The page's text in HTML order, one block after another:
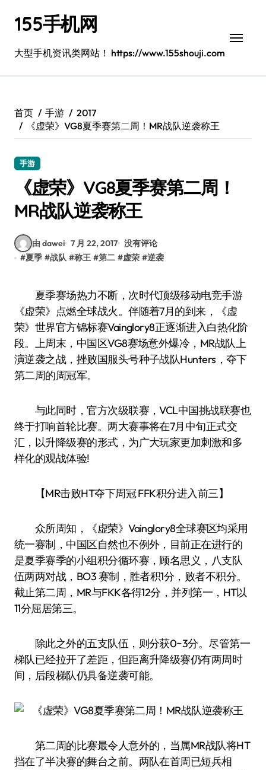
155手机网
大型手机资讯类网站！ https://www.155shouji.com
首页 手游
2017
《虚荣》VG8夏季赛第二周！MR战队逆袭称王
手游
《虚荣》VG8夏季赛第二周！
MR战队逆袭称王
由 dawei 7 月 22, 2017 没有评论
#夏季 #战队 #称王 #第二 #虚荣 #逆袭
夏季赛场热力不断，次时代顶级移动电竞手游
《虚荣》点燃全球战火。伴随着7月的到来，《虚
荣》世界官方锦标赛Vainglory8正逐渐进入白热化阶
段。上周末，中国区VG8赛场意外爆冷，MR战队上
演逆袭之战，挫败国服头号种子战队Hunters，夺下
第二周的周冠军。
与此同时，官方次级联赛，VCL中国挑战联赛也
终于打响首轮比赛。两大赛事将在7月中旬正式交
汇，以升降级赛的形式，为广大玩家更加刺激和多
样化的观战体验!
【MR击败HT夺下周冠 FFK积分进入前三】
众所周知，《虚荣》Vainglory8全球赛区均采用
统一赛制，中国区自然也不例外，目前正在进行的
是夏季赛季的小组积分循环赛，顾名思义，八支队
伍两两对战，BO3 赛制，胜者积1分，败者不积分。
截止第二周，MR与FKK各得12分，并列第一，HT以
11分屈居第三。
除此之外的五支队伍，则分获0~3分。尽管第一
梯队已经拉开了差距，但距离升降级赛仍有两周时
间，后段梯队仍具备逆袭可能。
第二周的比赛最令人意外的，当属MR战队将HT
挡在了半决赛的舞台之前。两队在首周已短兵相